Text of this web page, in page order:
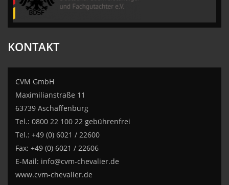
KONTAKT
CVM GmbH
Maximilianstraße 11
63739 Aschaffenburg
Tel.: 0800 22 100 22 gebührenfrei
Tel.: +49 (0) 6021 / 22600
Fax: +49 (0) 6021 / 22606
E-Mail: info@cvm-chevalier.de
www.cvm-chevalier.de